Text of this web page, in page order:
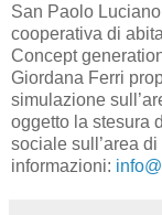
San Paolo
cooperativa di
Concept
Giordana Ferri
simulazione
oggetto la stesura
sociale sull’area
informazioni: